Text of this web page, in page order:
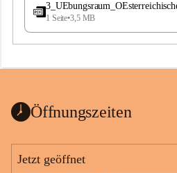
e
a
1 Seite•3,5 MB
Öffnungszeiten
Jetzt geöffnet